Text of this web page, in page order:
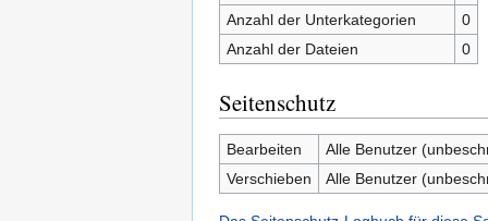
Anzahl der Unterkategorien
0
Anzahl der Dateien
0
Seitenschutz
Bearbeiten
Alle Benutzer
Verschieben
Alle Benutzer